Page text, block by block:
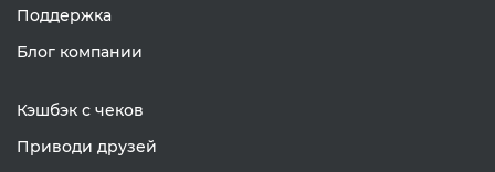
Поддержка
Блог компании
Кэшбэк с чеков
Приводи друзей